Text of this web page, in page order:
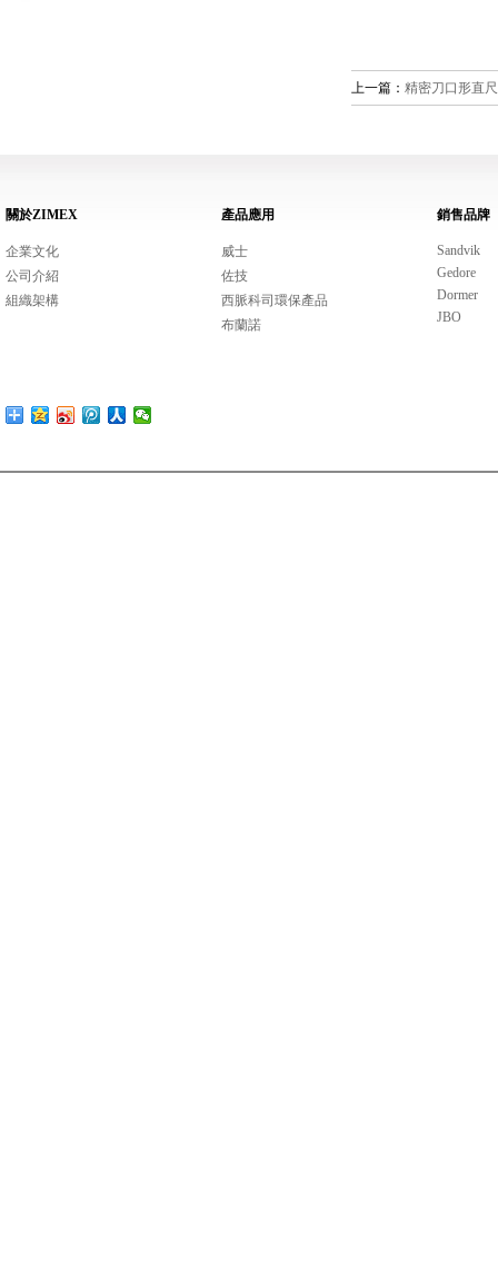
上一篇： 精密刀口形直尺
關於ZIMEX
企業文化
公司介紹
組織架構
產品應用
威士
佐技
西脈科司環保產品
布蘭諾
銷售品牌
Sandvik
Gedore
Dormer
JBO